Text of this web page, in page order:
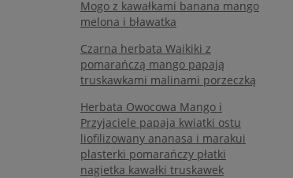
Mogo z kawałkami banana mango
melona i bławatka
Czarna herbata Waikiki z
pomarańczą mango papają
truskawkami malinami porzeczką
Herbata Owocowa Mango i
Przyjaciele papaja kwiatki ostu
liofilizowany ananasa i marakui
plasterki pomarańczy płatki
nagietka kawałki truskawek